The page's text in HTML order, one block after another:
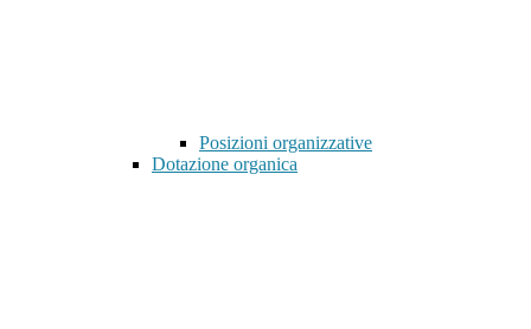
Posizioni organizzative
Dotazione organica